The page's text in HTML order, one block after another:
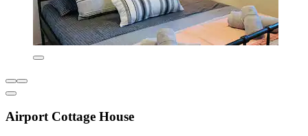
Airport Cottage House